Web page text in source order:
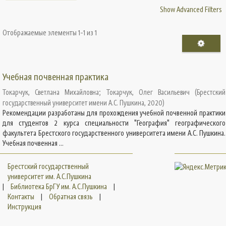
Show Advanced Filters
Отображаемые элементы 1-1 из 1
Учебная почвенная практика
Токарчук, Светлана Михайловна; Токарчук, Олег Васильевич (Брестский
государственный университет имени А.С. Пушкина, 2020)
Рекомендации разработаны для прохождения учебной почвенной практики
для студентов 2 курса специальности "География" географического
факультета Брестского государственного университета имени А.С. Пушкина.
Учебная почвенная ...
Брестский государственный
университет им. А.С.Пушкина
|
Библиотека БрГУ им. А.С.Пушкина
|
Контакты
| Обратная связь
|
Инструкция